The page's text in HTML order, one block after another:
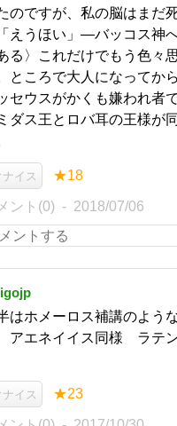
のですが、私の脳はまだ
「えうほい」―バッコス神
る〉これだけでもう色々
ところで大人になってか
セウスがかくも嫌われ者
ダス王とロバ耳の王様が
ナイス ★18
ント(0) 2018/07/06
はホメーロス補講のよう
エネイイス同様 ラテン
ナイス ★23